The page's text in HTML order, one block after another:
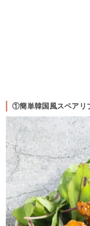
①簡単韓国風スペアリ